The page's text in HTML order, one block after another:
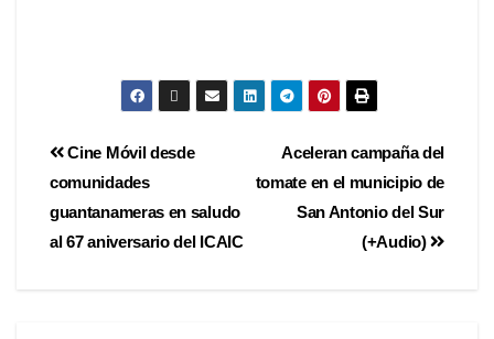
Aceleran campaña del
tomate en el municipio de
San Antonio del Sur
(+Audio)
Cine Móvil desde
comunidades
guantanameras en saludo
al 67 aniversario del ICAIC